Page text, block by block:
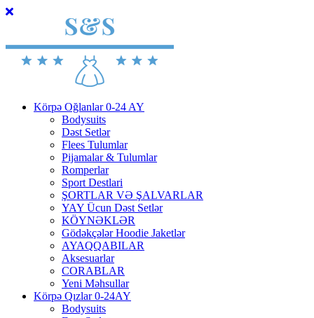
Körpə Oğlanlar 0-24 AY
Bodysuits
Dəst Setlər
Flees Tulumlar
Pijamalar & Tulumlar
Romperlar
Sport Destlari
ŞORTLAR VƏ ŞALVARLAR
YAY Ücun Dəst Setlər
KÖYNƏKLƏR
Gödəkçələr Hoodie Jaketlər
AYAQQABILAR
Aksesuarlar
CORABLAR
Yeni Məhsullar
Körpə Qızlar 0-24AY
Bodysuits